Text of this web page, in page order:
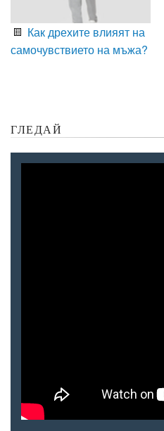
Как дрехите влияят на
самочувствието на мъжа?
ГЛЕДАЙ